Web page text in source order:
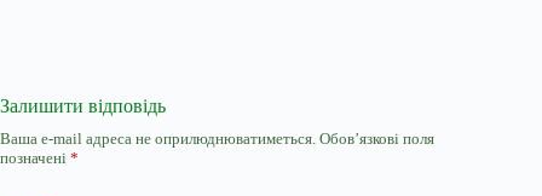
Залишити відповідь
Ваша e-mail адреса не оприлюднюватиметься. Обов’язкові поля
позначені *